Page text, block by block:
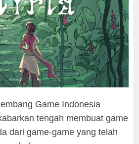
Game Indonesia
tengah membuat game
dari game-game yang telah